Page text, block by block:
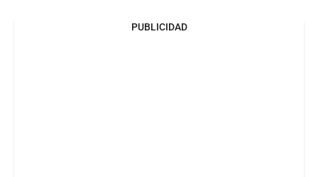
PUBLICIDAD